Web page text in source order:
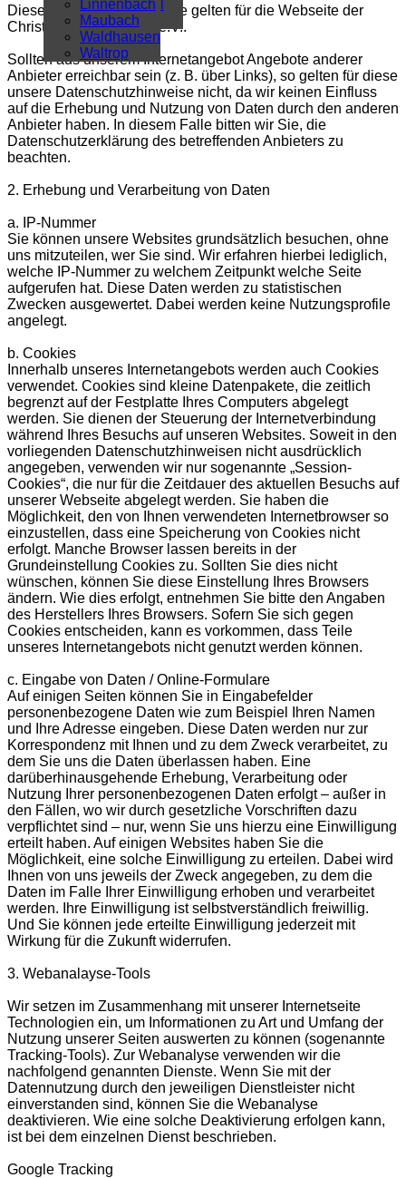
Überregional
Alle Artikel
Linnenbach
Maubach
Waldhausen
Waltrop
Diese Datenschutzhinweise gelten für die Webseite der
Christlichen Gemeinde e.V..
Sollten aus unserem Internetangebot Angebote anderer
Anbieter erreichbar sein (z. B. über Links), so gelten für diese
unsere Datenschutzhinweise nicht, da wir keinen Einfluss
auf die Erhebung und Nutzung von Daten durch den anderen
Anbieter haben. In diesem Falle bitten wir Sie, die
Datenschutzerklärung des betreffenden Anbieters zu
beachten.
2. Erhebung und Verarbeitung von Daten
a. IP-Nummer
Sie können unsere Websites grundsätzlich besuchen, ohne
uns mitzuteilen, wer Sie sind. Wir erfahren hierbei lediglich,
welche IP-Nummer zu welchem Zeitpunkt welche Seite
aufgerufen hat. Diese Daten werden zu statistischen
Zwecken ausgewertet. Dabei werden keine Nutzungsprofile
angelegt.
b. Cookies
Innerhalb unseres Internetangebots werden auch Cookies
verwendet. Cookies sind kleine Datenpakete, die zeitlich
begrenzt auf der Festplatte Ihres Computers abgelegt
werden. Sie dienen der Steuerung der Internetverbindung
während Ihres Besuchs auf unseren Websites. Soweit in den
vorliegenden Datenschutzhinweisen nicht ausdrücklich
angegeben, verwenden wir nur sogenannte „Session-
Cookies“, die nur für die Zeitdauer des aktuellen Besuchs auf
unserer Webseite abgelegt werden. Sie haben die
Möglichkeit, den von Ihnen verwendeten Internetbrowser so
einzustellen, dass eine Speicherung von Cookies nicht
erfolgt. Manche Browser lassen bereits in der
Grundeinstellung Cookies zu. Sollten Sie dies nicht
wünschen, können Sie diese Einstellung Ihres Browsers
ändern. Wie dies erfolgt, entnehmen Sie bitte den Angaben
des Herstellers Ihres Browsers. Sofern Sie sich gegen
Cookies entscheiden, kann es vorkommen, dass Teile
unseres Internetangebots nicht genutzt werden können.
c. Eingabe von Daten / Online-Formulare
Auf einigen Seiten können Sie in Eingabefelder
personenbezogene Daten wie zum Beispiel Ihren Namen
und Ihre Adresse eingeben. Diese Daten werden nur zur
Korrespondenz mit Ihnen und zu dem Zweck verarbeitet, zu
dem Sie uns die Daten überlassen haben. Eine
darüberhinausgehende Erhebung, Verarbeitung oder
Nutzung Ihrer personenbezogenen Daten erfolgt – außer in
den Fällen, wo wir durch gesetzliche Vorschriften dazu
verpflichtet sind – nur, wenn Sie uns hierzu eine Einwilligung
erteilt haben. Auf einigen Websites haben Sie die
Möglichkeit, eine solche Einwilligung zu erteilen. Dabei wird
Ihnen von uns jeweils der Zweck angegeben, zu dem die
Daten im Falle Ihrer Einwilligung erhoben und verarbeitet
werden. Ihre Einwilligung ist selbstverständlich freiwillig.
Und Sie können jede erteilte Einwilligung jederzeit mit
Wirkung für die Zukunft widerrufen.
3. Webanalayse-Tools
Wir setzen im Zusammenhang mit unserer Internetseite
Technologien ein, um Informationen zu Art und Umfang der
Nutzung unserer Seiten auswerten zu können (sogenannte
Tracking-Tools). Zur Webanalyse verwenden wir die
nachfolgend genannten Dienste. Wenn Sie mit der
Datennutzung durch den jeweiligen Dienstleister nicht
einverstanden sind, können Sie die Webanalyse
deaktivieren. Wie eine solche Deaktivierung erfolgen kann,
ist bei dem einzelnen Dienst beschrieben.
Google Tracking